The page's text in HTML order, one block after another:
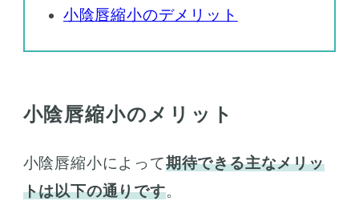
小陰唇縮小のデメリット
小陰唇縮小のメリット
小陰唇縮小によって期待できる主なメリッ
トは以下の通りです。